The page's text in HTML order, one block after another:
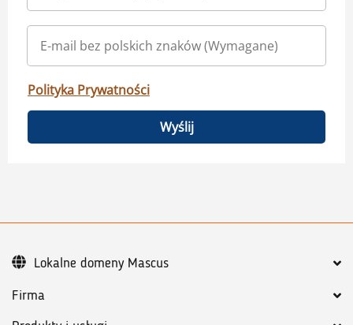
Polityka Prywatności
Wyślij
Firma
Lokalne domeny Mascus